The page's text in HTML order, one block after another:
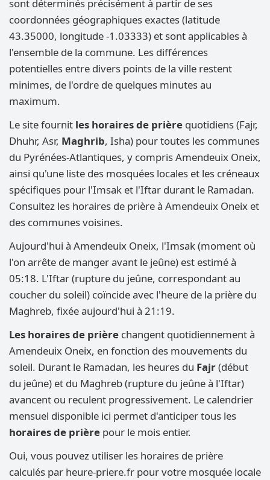
sont déterminés précisément à partir de ses
coordonnées géographiques exactes (latitude
43.35000, longitude -1.03333) et sont applicables à
l'ensemble de la commune. Les différences
potentielles entre divers points de la ville restent
minimes, de l'ordre de quelques minutes au
maximum.
Le site fournit les horaires de prière quotidiens (Fajr,
Dhuhr, Asr, Maghrib, Isha) pour toutes les communes
du Pyrénées-Atlantiques, y compris Amendeuix Oneix,
ainsi qu'une liste des mosquées locales et les créneaux
spécifiques pour l'Imsak et l'Iftar durant le Ramadan.
Consultez les horaires de prière à Amendeuix Oneix et
des communes voisines.
Aujourd'hui à Amendeuix Oneix, l'Imsak (moment où
l'on arrête de manger avant le jeûne) est estimé à
05:18. L'Iftar (rupture du jeûne, correspondant au
coucher du soleil) coïncide avec l'heure de la prière du
Maghreb, fixée aujourd'hui à 21:19.
Les horaires de prière changent quotidiennement à
Amendeuix Oneix, en fonction des mouvements du
soleil. Durant le Ramadan, les heures du Fajr(début
du jeûne) et du Maghreb (rupture du jeûne à l'Iftar)
avancent ou reculent progressivement. Le calendrier
mensuel disponible ici permet d'anticiper tous les
horaires de prière pour le mois entier.
Oui, vous pouvez utiliser les horaires de prière
calculés par heure-priere.fr pour votre mosquée locale